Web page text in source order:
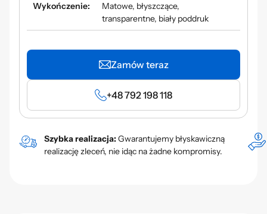
Wykończenie:
Matowe, błyszczące,
transparentne, biały poddruk
Zamów teraz
+48 792 198 118
Szybka realizacja:Gwarantujemy błyskawiczną
realizację zleceń, nie idąc na żadne kompromisy.